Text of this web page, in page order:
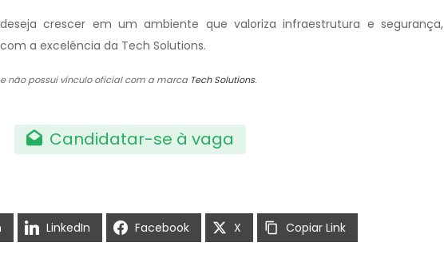
crescer em um ambiente que valoriza infraestrutura e segurança,
a excelência da Tech Solutions.
não possui vínculo oficial com a marca Tech Solutions.
Candidatar-se à vaga
LinkedIn Facebook X Copiar Link